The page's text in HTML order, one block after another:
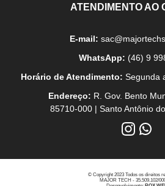
ATENDIMENTO AO
E-mail:
WhatsApp: (46) 9
Horário de Atendimento: Segunda
Endereço: R. Gov. Bento
85710-000 | Santo Antônio
© Copyright 2023 Todos os direitos
MAJOR TECH - 35.509.102/